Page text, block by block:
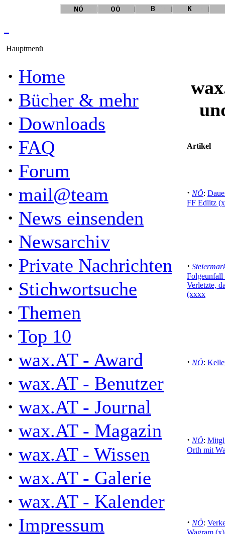
Hauptmenü
· Home
· Bücher & mehr
· Downloads
· FAQ
· Forum
· mail@team
· News einsenden
· Newsarchiv
· Private Nachrichten
· Stichwortsuche
· Themen
· Top 10
· wax.AT - Award
· wax.AT - Benutzer
· wax.AT - Journal
· wax.AT - Magazin
· wax.AT - Wissen
· wax.AT - Galerie
· wax.AT - Kalender
· Impressum
Artikel
· NÖ:
FF Edlitz
·
Folgeunfall
Verletzte,
(xxxx
· NÖ:
· NÖ:
Orth mit
· NÖ:
Wagram (x)